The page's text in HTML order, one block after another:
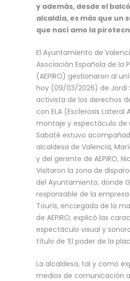
y además, desde el
alcaldía, es más que un
que nací amo la
El Ayuntamiento de
Asociación Española de la
(AEPIRO) gestionaron al
hoy (09/03/2026) de Jordi
activista de los derechos
con ELA (Esclerosis
montaje y espectáculo de
Sabaté estuvo
alcaldesa de Valencia,
y del gerente de AEPIRO,
Visitaron la zona de
del Ayuntamiento, donde
responsable de la
Tourís, encargada de la
de AEPIRO, explicó las
espectáculo visual y
título de ‘El poder de la
La alcaldesa, tal y como
medios de comunicación